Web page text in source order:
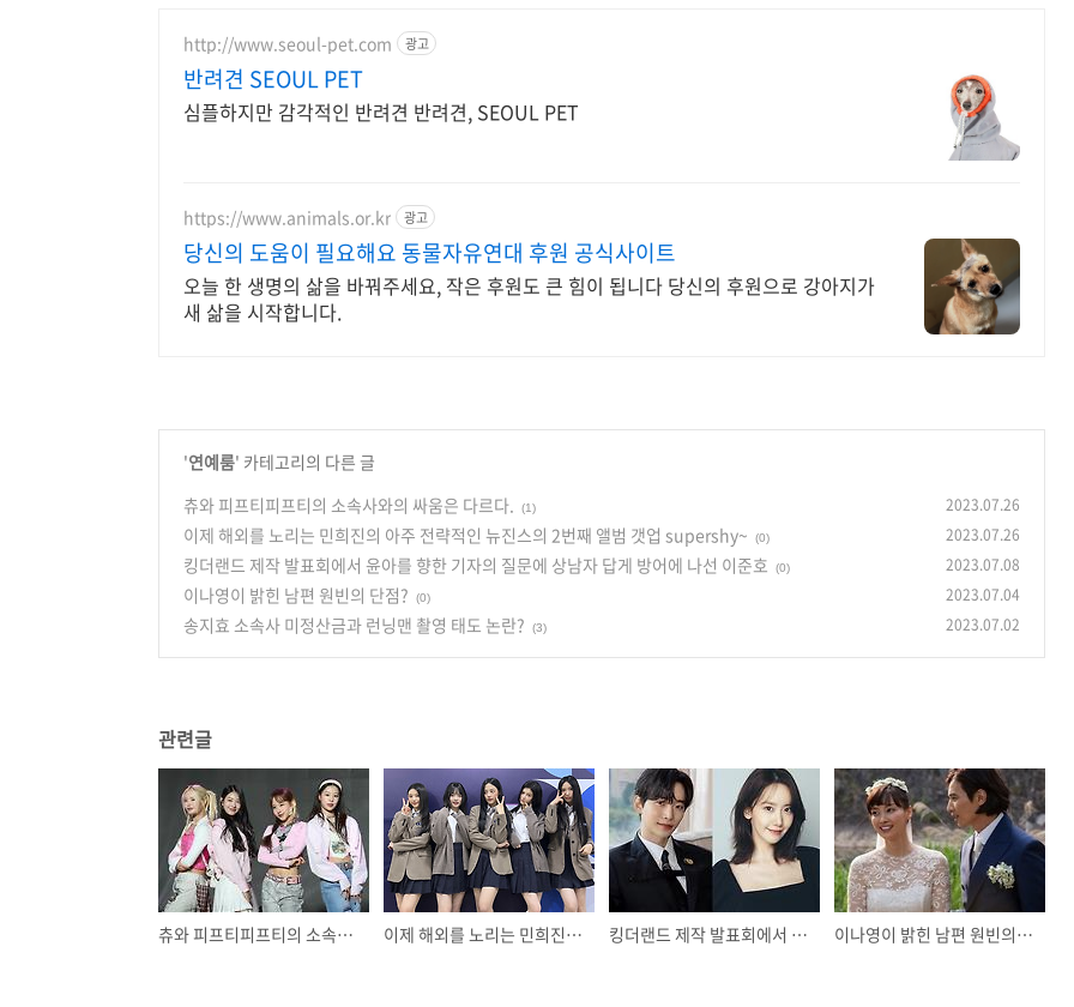
http://www.seoul-pet.com 광고
반려견 SEOUL PET
심플하지만 감각적인 반려견 반려견, SEOUL PET
https://www.animals.or.kr 광고
당신의 도움이 필요해요 동물자유연대 후원 공식사이트
오늘 한 생명의 삶을 바꿔주세요, 작은 후원도 큰 힘이 됩니다 당신의 후원으로 강아지가
새 삶을 시작합니다.
'연예룸' 카테고리의 다른 글
츄와 피프티피프티의 소속사와의 싸움은 다르다.
(1) 2023.07.26
이제 해외를 노리는 민희진의 아주 전략적인 뉴진스의 2번째 앨범 갯업 supershy~ (0) 2023.07.26
킹더랜드 제작 발표회에서 윤아를 향한 기자의 질문에 상남자 답게 방어에 나선 이준호 (0) 2023.07.08
이나영이 밝힌 남편 원빈의 단점? (0) 2023.07.04
송지효 소속사 미정산금과 런닝맨 촬영 태도 논란? (3) 2023.07.02
관련글
츄와 피프티피프티의 소속사와의 싸움은 다르다. 이제 해외를 노리는 민희진의 아주 전략적인 뉴진스의 2번째 앨범 갯업 supershy~ 킹더랜드 제작 발표회에서 윤아를 향한 기자의 질문에 상남자 답게 방어에 나선 이준호 이나영이 밝힌 남편 원빈의 단점?